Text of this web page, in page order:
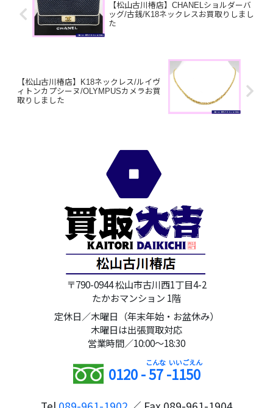
【松山古川椿店】CHANELショルダーバ
ッグ/古銭/K18ネックレスお買取りしまし
た
【松山古川椿店】K18ネックレス/ルイヴ
ィトンカプシーヌ/OLYMPUSカメラお買
取りしました
〒790-0944 松山市古川西1丁目4-2
たかおマンション 1階
定休日／木曜日（年末年始・お盆休み）
木曜日は出張買取対応
営業時間／10:00～18:30
0120 -57-1150